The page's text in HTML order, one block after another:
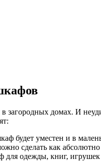
в загородных домах. И
будет уместен и в
сделать как
для одежды, книг,